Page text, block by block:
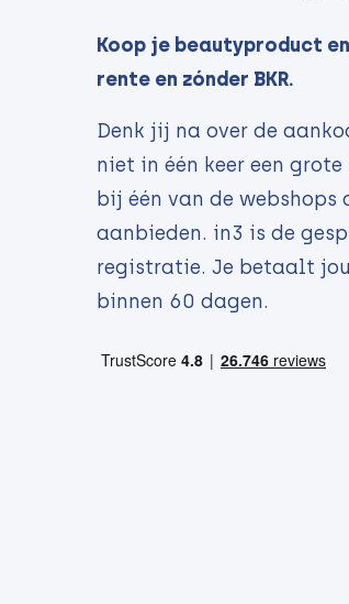
Koop je beautyproduct
rente en zónder BKR.
Denk jij na over de
niet in één keer een
bij één van de
aanbieden. in3 is de
registratie. Je betaalt
binnen 60 dagen.